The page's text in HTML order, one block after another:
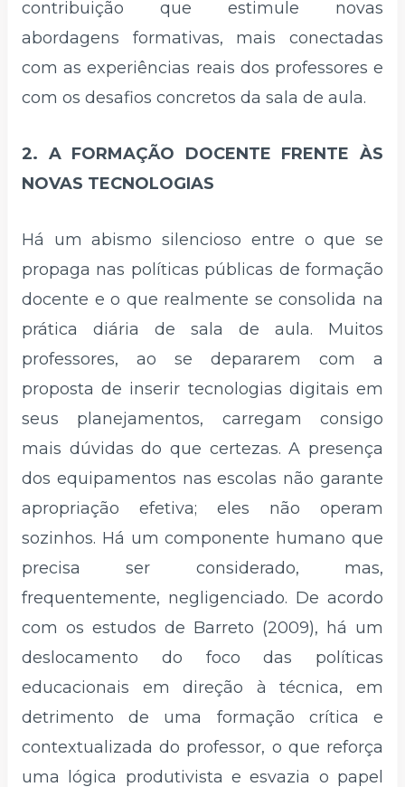
contribuição que estimule novas
abordagens formativas, mais conectadas
com as experiências reais dos professores e
com os desafios concretos da sala de aula.
2. A FORMAÇÃO DOCENTE FRENTE ÀS
NOVAS TECNOLOGIAS
Há um abismo silencioso entre o que se
propaga nas políticas públicas de formação
docente e o que realmente se consolida na
prática diária de sala de aula. Muitos
professores, ao se depararem com a
proposta de inserir tecnologias digitais em
seus planejamentos, carregam consigo
mais dúvidas do que certezas. A presença
dos equipamentos nas escolas não garante
apropriação efetiva; eles não operam
sozinhos. Há um componente humano que
precisa ser considerado, mas,
frequentemente, negligenciado. De acordo
com os estudos de Barreto (2009), há um
deslocamento do foco das políticas
educacionais em direção à técnica, em
detrimento de uma formação crítica e
contextualizada do professor, o que reforça
uma lógica produtivista e esvazia o papel